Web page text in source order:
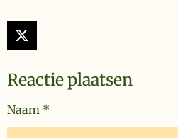
X
Reactie plaatsen
Naam *